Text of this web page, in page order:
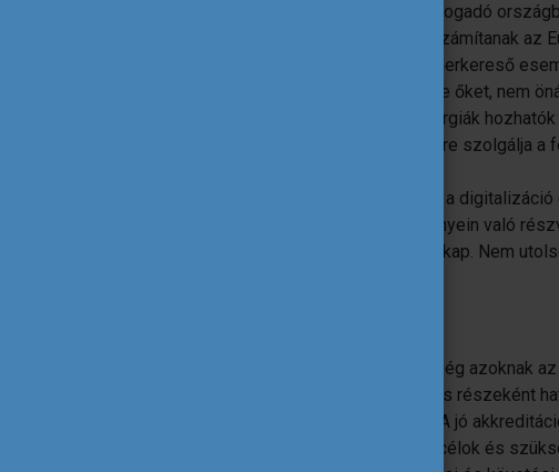
és kötelességeikről a fogadó
A prioritás alkalmazásának számítanak az
rendezvényein, illetve a partnerkereső
átgondoltan kezelve őket, nem
kapcsolódó elemek, és erős szinergiák
A blended mobilitás egyszerre szolgálja
A papírmentes megvalósítás a
A Bizottság online rendezvényein való
kapcsolatépítés is szerepet kap. Nem
Az akkreditáció elnyerése kiváló lehetőség azoknak
stratégiai célként és működésük szerves részeként
különböző mobilitási tevékenységeket. A jó
azaz a szoros kapcsolat az intézményi célok és